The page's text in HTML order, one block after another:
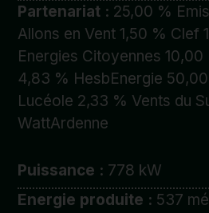
Puissance : 778 kW
Energie produite : 537
Partenariat : 25,00 %
Allons en Vent 1,50 % Clef
Energies Citoyennes 10,00
4,83 % HesbEnergie
Lucéole 2,33 % Vents du
WattArdenne